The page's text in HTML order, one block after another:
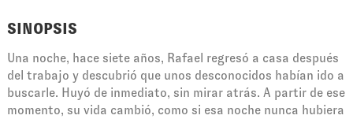
SINOPSIS
Una noche, hace siete años, Rafael regresó a casa después
del trabajo y descubrió que unos desconocidos habían ido a
buscarle. Huyó de inmediato, sin mirar atrás. A partir de ese
momento, su vida cambió, como si esa noche nunca hubiera